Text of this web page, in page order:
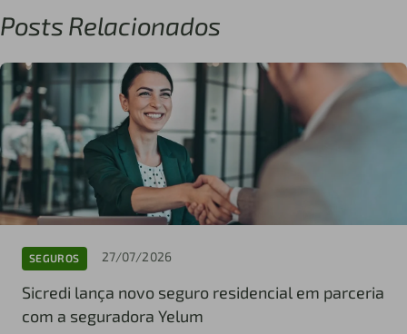
Posts Relacionados
SEGUROS 27/07/2026
Sicredi lança novo seguro residencial em parceria
com a seguradora Yelum